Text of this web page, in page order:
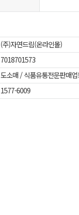
(주)자연드림(온라인몰)
7018701573
도소매 / 식품유통전문판매
1577-6009